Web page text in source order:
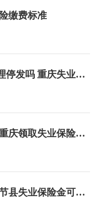
缴费标准
2023重庆失业保险金找到新工作后要办理停发吗 重庆失业保险金一生只能领一次吗
2023重庆主动辞职的可以领取失业金吗 重庆领取失业保险金的条件
2023奉节县失业保险金发放标准 重庆奉节县失业保险金可以领多长时间